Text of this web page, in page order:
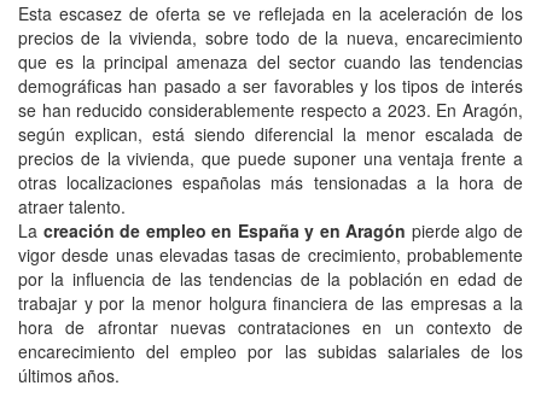
Esta escasez de oferta se ve reflejada en la aceleración de los
precios de la vivienda, sobre todo de la nueva, encarecimiento
que es la principal amenaza del sector cuando las tendencias
demográficas han pasado a ser favorables y los tipos de interés
se han reducido considerablemente respecto a 2023. En Aragón,
según explican, está siendo diferencial la menor escalada de
precios de la vivienda, que puede suponer una ventaja frente a
otras localizaciones españolas más tensionadas a la hora de
atraer talento.
La creación de empleo en España y en Aragón pierde algo de
vigor desde unas elevadas tasas de crecimiento, probablemente
por la influencia de las tendencias de la población en edad de
trabajar y por la menor holgura financiera de las empresas a la
hora de afrontar nuevas contrataciones en un contexto de
encarecimiento del empleo por las subidas salariales de los
últimos años.